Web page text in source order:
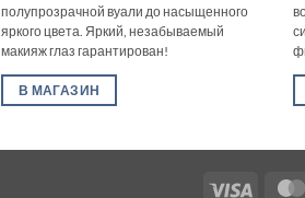
полупрозрачной вуали до насыщенного
яркого цвета. Яркий, незабываемый
макияж глаз гарантирован!
В МАГАЗИН
Visa